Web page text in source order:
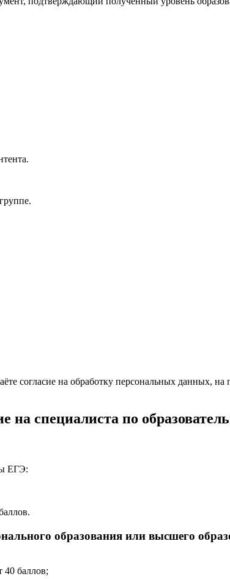
согласие на обработку персональных данных,
на специалиста по
ЕГЭ:
образования или высшего
баллов;